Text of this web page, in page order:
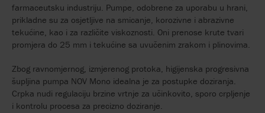
farmaceutsku industriju. Pumpe, odobrene za uporabu u hrani,
prikladne su za osjetljive na smicanje, korozivne i abrazivne
tekućine, kao i za različite viskoznosti. Oni prenose krute tvari
promjera do 25 mm i tekućine sa uvučenim zrakom i plinovima.
Zbog ravnomjernog, izmjerenog protoka, higijenska progresivna
šupljina pumpa NOV Mono idealna je za postupke doziranja.
Crpka nudi regulaciju brzine vrtnje za učinkovito, sporo crpljenje
i kontrolu procesa za precizno doziranje.